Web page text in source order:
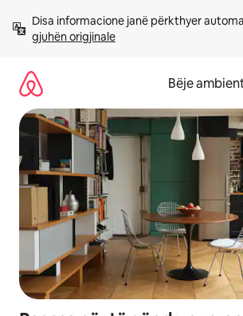
përmbajtja
Disa informacione janë përkthyer
gjuhën origjinale
Bëje